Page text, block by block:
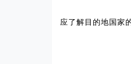
应了解目的地国家